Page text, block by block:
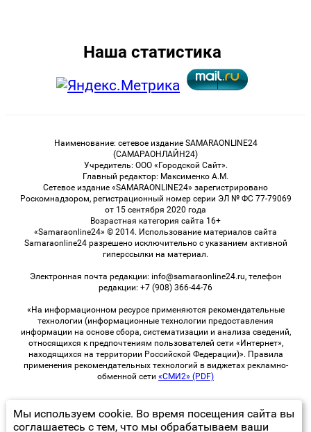
Наша статистика
Наименование: сетевое издание SAMARAONLINE24
(САМАРАОНЛАЙН24)
Учредитель: ООО «Городской Сайт».
Главный редактор: Максименко А.М.
Сетевое издание «SAMARAONLINE24» зарегистрировано
Роскомнадзором, регистрационный номер серии ЭЛ № ФС 77-79069
от 15 сентября 2020 года
Возрастная категория сайта 16+
«Samaraonline24» © 2014. Использование материалов сайта
Samaraonline24 разрешено исключительно с указанием активной
гиперссылки на материал.
Электронная почта редакции: info@samaraonline24.ru, телефон
редакции: +7 (908) 366-44-76
«На информационном ресурсе применяются рекомендательные
технологии (информационные технологии предоставления
информации на основе сбора, систематизации и анализа сведений,
относящихся к предпочтениям пользователей сети «Интернет»,
находящихся на территории Российской Федерации)». Правила
применения рекомендательных технологий в виджетах рекламно-
обменной сети «СМИ2» (PDF)
© 2026 «samaraOnline24» | Все права защищены
Мы используем cookie. Во время посещения сайта вы
соглашаетесь с тем, что мы обрабатываем ваши